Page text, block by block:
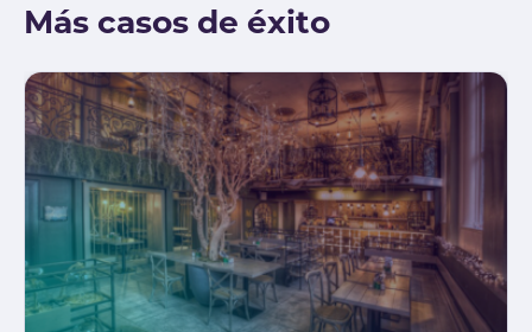
Más casos de éxito